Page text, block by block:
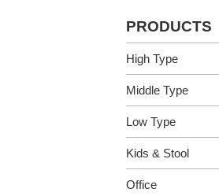
PRODUCTS
High Type
Middle Type
Low Type
Kids & Stool
Office